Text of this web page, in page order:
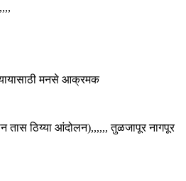
मनसे आक्रमक
तास ठिय्या आंदोलन),,,,,, तुळजापूर नागपूर